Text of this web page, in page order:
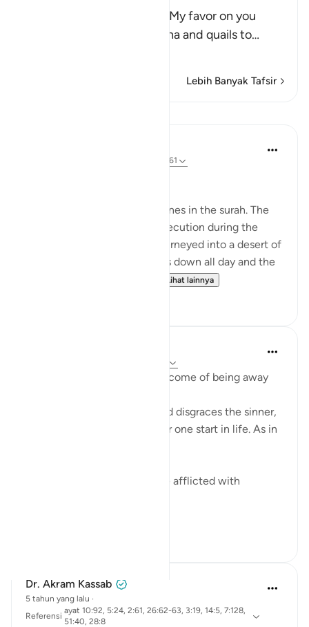
Allah said, "And remember My favor on you
when I sent down the manna and quails to…
Lebih Banyak Tafsir
ayat 2:61
Let us recall the previous scenes in the surah. The
Israelites have fled from persecution during the
reign of Pharaoh and have journeyed into a desert of
sand and rocks. The sun beats down all day and the
Lihat lainnya
Humiliation is the natural outcome of being away
Allah honors the obedient and disgraces the sinner,
regardless of where did either one start in life. As in
Dr. Akram Kassab
5 tahun yang lalu ·
Referensi
ayat 10:92, 5:24, 2:61, 26:62-63, 3:19, 14:5, 7:128,
51:40, 28:8